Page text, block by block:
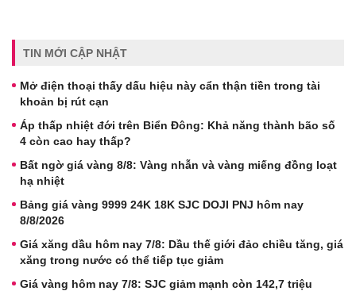
TIN MỚI CẬP NHẬT
Mở điện thoại thấy dấu hiệu này cẩn thận tiền trong tài
khoản bị rút cạn
Áp thấp nhiệt đới trên Biển Đông: Khả năng thành bão số
4 còn cao hay thấp?
Bất ngờ giá vàng 8/8: Vàng nhẫn và vàng miếng đồng loạt
hạ nhiệt
Bảng giá vàng 9999 24K 18K SJC DOJI PNJ hôm nay
8/8/2026
Giá xăng dầu hôm nay 7/8: Dầu thế giới đảo chiều tăng, giá
xăng trong nước có thể tiếp tục giảm
Giá vàng hôm nay 7/8: SJC giảm mạnh còn 142,7 triệu